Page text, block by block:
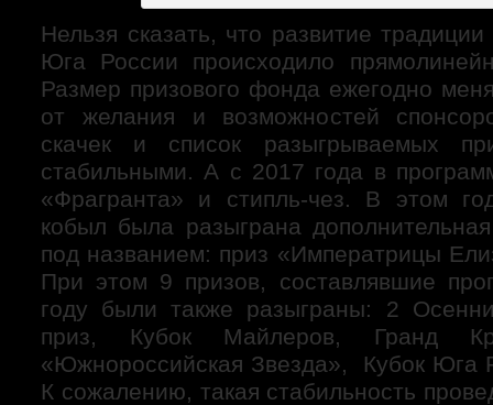
Нельзя сказать, что развитие
Юга России происходило
Размер призового фонда ежегодно
от желания и возможностей
скачек и список разыгрываемых
стабильными. А с 2017 года в
«Фрагранта» и стипль-чез. В этом
кобыл была разыграна
под названием: приз «Императрицы
При этом 9 призов, составлявшие
году были также разыграны: 2
приз, Кубок Майлеров, Гранд
«Южнороссийская Звезда», Кубок Юга
К сожалению, такая стабильность